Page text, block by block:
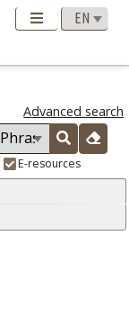
Advanced search
E-resources